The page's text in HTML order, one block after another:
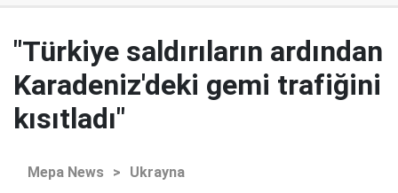
"Türkiye saldırıların ardından
Karadeniz'deki gemi trafiğini
kısıtladı"
Mepa News > Ukrayna